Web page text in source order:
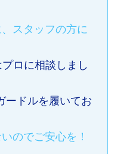
スタッフの方に
ロに相談しまし
ードルを履いてお
のでご安心を！